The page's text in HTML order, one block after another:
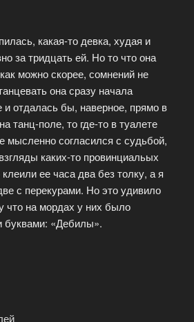
какая-то девка, худая и
за тридцать ей. Но то что она
можно скорее, сомнений не
она сразу начала
и отдалась бы, наверное, прямо в
танц-поле, то где-то в туалете
мысленно согласился с судьбой,
каких-то провинциальых
ее часа два без толку, а я
с перекурами. Но это удивило
что на мордах у них было
буквами: «Дебилы».